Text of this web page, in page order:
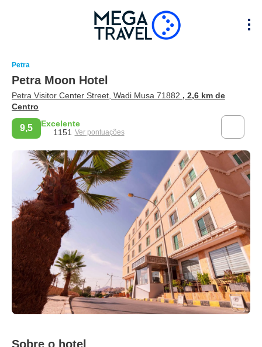
Petra
Petra Moon Hotel
Petra Visitor Center Street, Wadi Musa 71882 , 2,6 km de
Centro
9,5
Excelente
1151 Ver pontuações
Sobre o hotel